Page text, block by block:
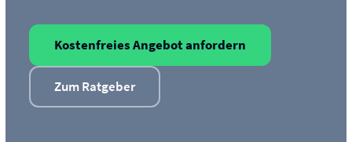
Kostenfreies Angebot anfordern
Zum Ratgeber